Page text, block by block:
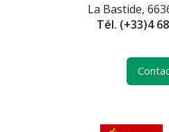
La Bastide,
Tél. (+33)4